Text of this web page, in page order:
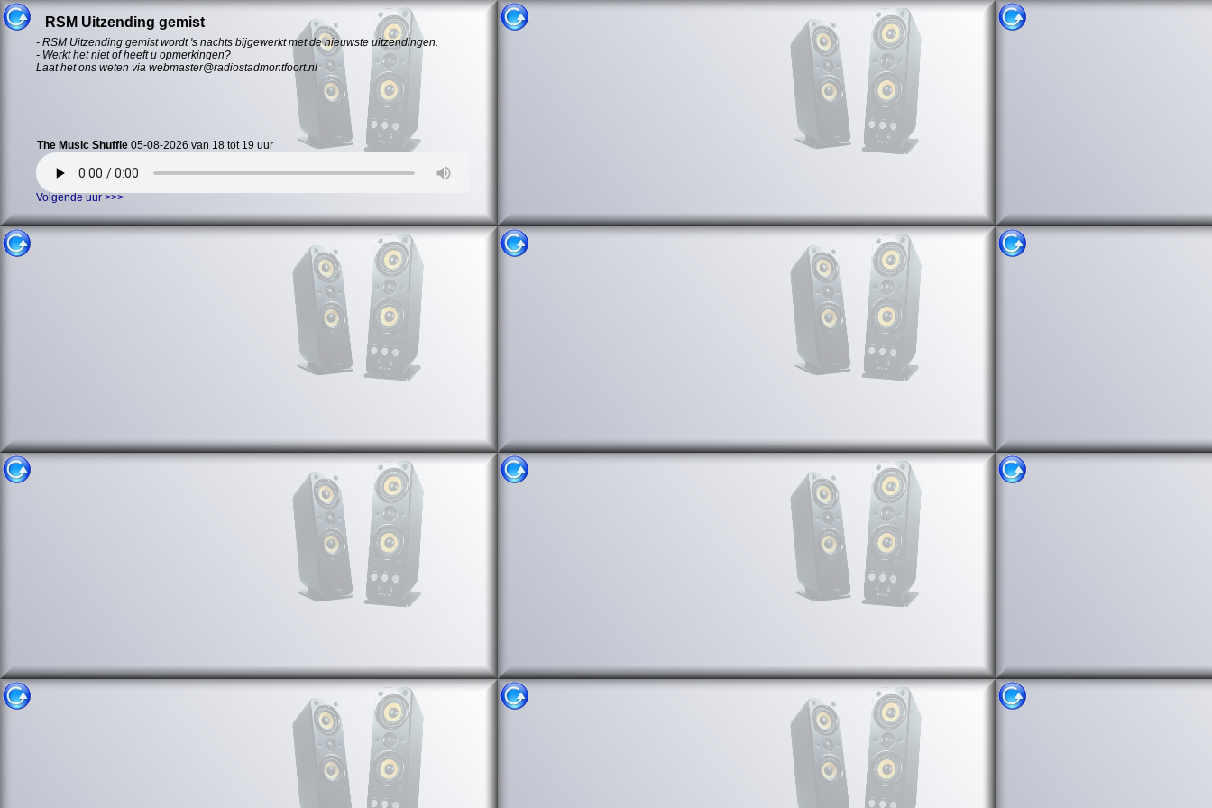
RSM Uitzending gemist
The Music Shuffle 05-08-2026 van 18 tot 19 uur
Volgende uur >>>
- RSM Uitzending gemist wordt 's nachts bijgewerkt met de nieuwste uitzendingen.
- Werkt het niet of heeft u opmerkingen?
Laat het ons weten via webmaster@radiostadmontfoort.nl